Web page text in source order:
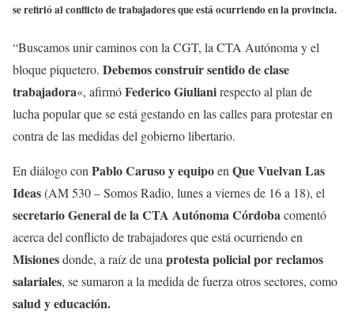
se refirió al conflicto de trabajadores que está ocurriendo en la provincia.
“Buscamos unir caminos con la CGT, la CTA Autónoma y el
bloque piquetero. Debemos construir sentido de clase
trabajadora«, afirmóFederico Giulianirespecto al plan de
lucha popular que se está gestando en las calles para protestar en
contra de las medidas del gobierno libertario.
En diálogo con Pablo Caruso y equipoen Que Vuelvan Las
Ideas(AM 530 – Somos Radio, lunes a viernes de 16 a 18), el
secretario General de la CTA Autónoma Córdobacomentó
acerca del conflicto de trabajadores que está ocurriendo en
Misionesdonde, a raíz de una protesta policial por reclamos
salariales, se sumaron a la medida de fuerza otros sectores, como
salud y educación.